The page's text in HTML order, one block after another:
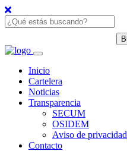
Inicio
Cartelera
Noticias
Transparencia
SECUM
OSIDEM
Aviso de privacidad
Contacto